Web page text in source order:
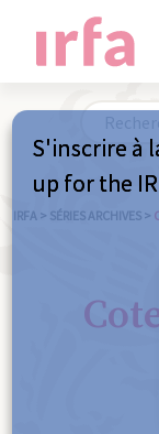
IRFA > SÉRIES ARCHIVES >
S'inscrire à
up for the